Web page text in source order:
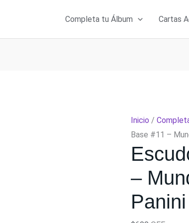
Completa tu Álbum Cartas
Inicio /
Base #11 –
–
Panini